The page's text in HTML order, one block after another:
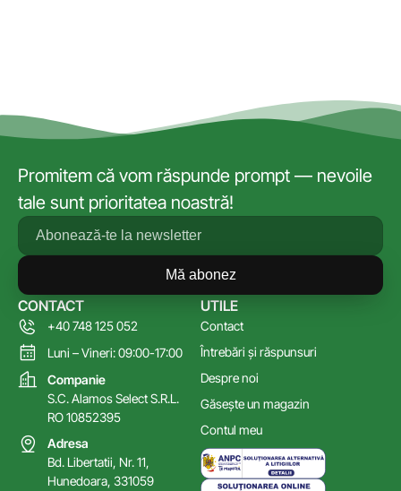
Promitem că vom răspunde prompt — nevoile
tale sunt prioritatea noastră!
Mă abonez
UTILE
Contact
Întrebări și răspunsuri
Despre noi
Găsește un magazin
Contul meu
CONTACT
+40 748 125 052
Luni – Vineri: 09:00-17:00
Companie
S.C. Alamos Select S.R.L.
RO 10852395
Adresa
Bd. Libertatii, Nr. 11,
Hunedoara, 331059